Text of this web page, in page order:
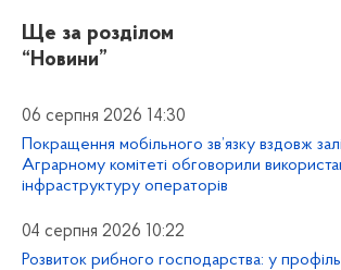
Ще за розділом
“Новини”
06 серпня 2026 14:30
Покращення мобільного зв’язку вздовж
Аграрному комітеті обговорили
інфраструктуру операторів
04 серпня 2026 10:22
Розвиток рибного господарства: у